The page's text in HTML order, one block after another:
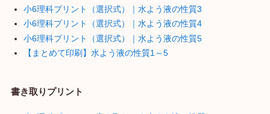
小6理科プリント（選択式）｜水よう液の性質3
小6理科プリント（選択式）｜水よう液の性質4
小6理科プリント（選択式）｜水よう液の性質5
【まとめて印刷】水よう液の性質1～5
書き取りプリント